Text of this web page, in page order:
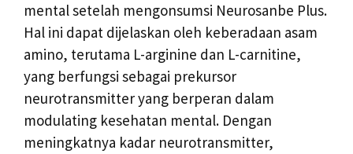
mental setelah mengonsumsi Neurosanbe Plus.
Hal ini dapat dijelaskan oleh keberadaan asam
amino, terutama L-arginine dan L-carnitine,
yang berfungsi sebagai prekursor
neurotransmitter yang berperan dalam
modulating kesehatan mental. Dengan
meningkatnya kadar neurotransmitter,